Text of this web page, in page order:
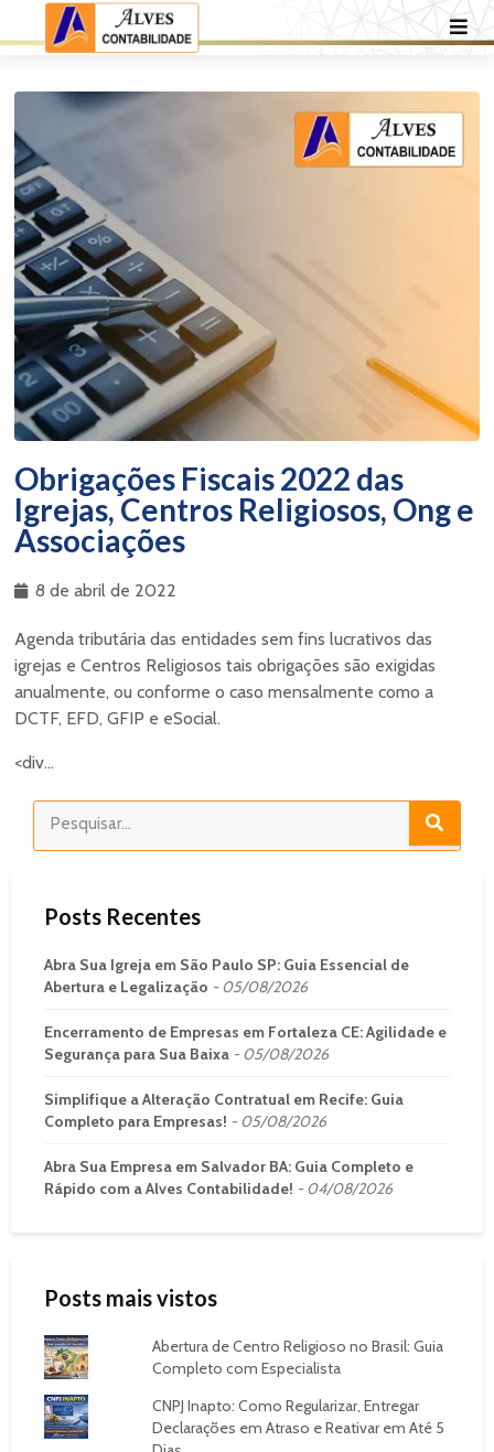
Obrigações Fiscais 2022 das
Igrejas, Centros Religiosos, Ong e
Associações
8 de abril de 2022
Agenda tributária das entidades sem fins lucrativos das
igrejas e Centros Religiosos tais obrigações são exigidas
anualmente, ou conforme o caso mensalmente como a
DCTF, EFD, GFIP e eSocial.
<div...
Posts Recentes
Abra Sua Igreja em São Paulo SP: Guia Essencial de
Abertura e Legalização
05/08/2026
Encerramento de Empresas em Fortaleza CE: Agilidade e
Segurança para Sua Baixa
05/08/2026
Simplifique a Alteração Contratual em Recife: Guia
Completo para Empresas!
05/08/2026
Abra Sua Empresa em Salvador BA: Guia Completo e
Rápido com a Alves Contabilidade!
04/08/2026
Posts mais vistos
Abertura de Centro Religioso no Brasil: Guia
Completo com Especialista
CNPJ Inapto: Como Regularizar, Entregar
Declarações em Atraso e Reativar em Até 5